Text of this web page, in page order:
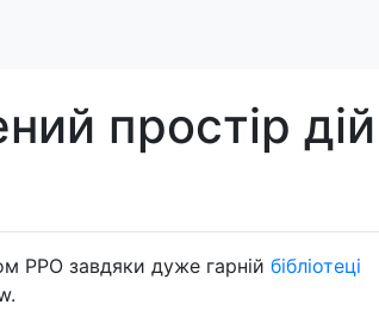
простір
РРО завдяки дуже гарній бібліотеці